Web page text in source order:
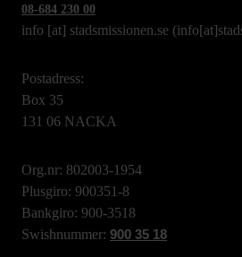
08-684 230 00
info [at] stadsmissionen.se
Postadress:
Box 35
131 06 NACKA
Org.nr: 802003-1954
Plusgiro: 900351-8
Bankgiro: 900-3518
Swishnummer: 900 35 18